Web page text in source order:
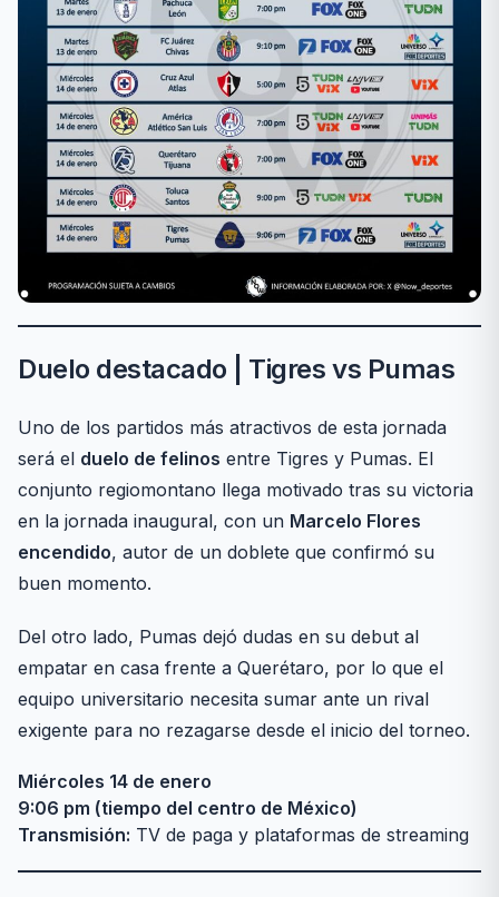
Duelo destacado | Tigres vs Pumas
Uno de los partidos más atractivos de esta jornada
será el duelo de felinos entre Tigres y Pumas. El
conjunto regiomontano llega motivado tras su victoria
en la jornada inaugural, con un Marcelo Flores
encendido, autor de un doblete que confirmó su
buen momento.
Del otro lado, Pumas dejó dudas en su debut al
empatar en casa frente a Querétaro, por lo que el
equipo universitario necesita sumar ante un rival
exigente para no rezagarse desde el inicio del torneo.
Miércoles 14 de enero
9:06 pm (tiempo del centro de México)
Transmisión: TV de paga y plataformas de streaming